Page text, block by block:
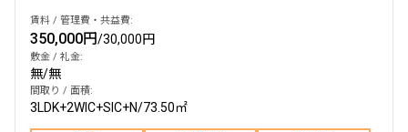
専任物件
三井の賃貸物件
申込無し物件のみ表示
ペット可・相談
楽器可・相談
賃料 / 管理費・共益費:
350,000円/30,000円
敷金 / 礼金:
無/無
間取り / 面積:
3LDK+2WIC+SIC+N/73.50㎡